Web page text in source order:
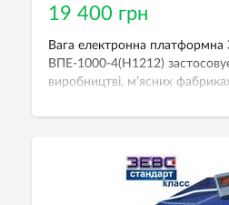
19 400 грн
Вага електронна
ВПЕ-1000-4(Н1212)
виробництві, м’ясних
1000 кг, дискретність — 500 г.